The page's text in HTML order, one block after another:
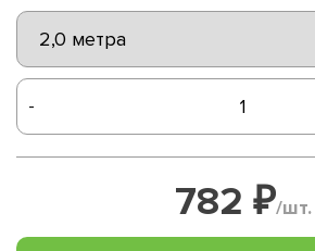
-
782 ₽/шт.